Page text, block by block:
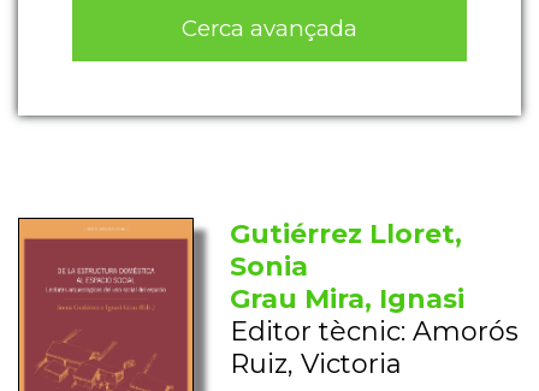
Cerca avançada
Gutiérrez Lloret,
Sonia
Grau Mira, Ignasi
Editor tècnic: Amorós
Ruiz, Victoria